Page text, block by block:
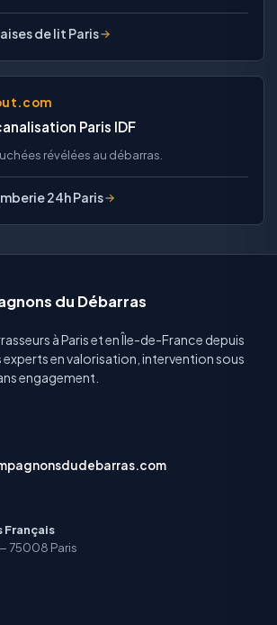
de lit Paris
Paris IDF
révélées au débarras.
24h Paris
du Débarras
à Paris et en Île-de-France depuis
en valorisation, intervention sous
engagement.
Français
75008 Paris